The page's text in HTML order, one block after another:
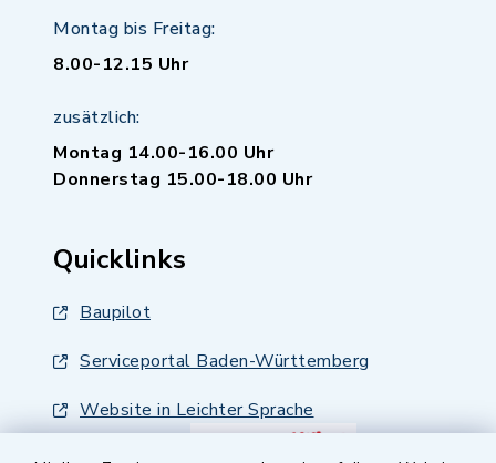
Montag bis Freitag:
8.00-12.15 Uhr
zusätzlich:
Montag 14.00-16.00 Uhr
Donnerstag 15.00-18.00 Uhr
Quicklinks
Baupilot
Serviceportal Baden-Württemberg
Website in Leichter Sprache